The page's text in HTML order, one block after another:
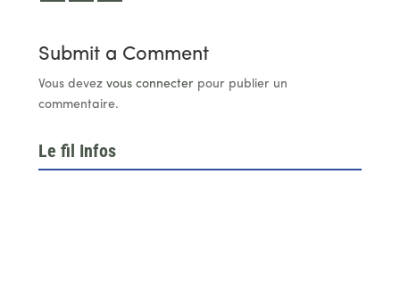
Submit a Comment
Vous devez vous connecterpour publier un
commentaire.
Le fil Infos